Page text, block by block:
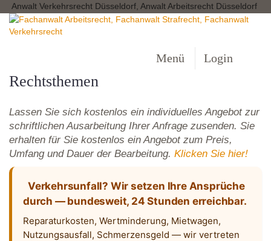
Anwalt Verkehrsrecht Düsseldorf, Anwalt Arbeitsrecht Düsseldorf
Menü Login
Rechtsthemen
Lassen Sie sich kostenlos ein individuelles Angebot zur
schriftlichen Ausarbeitung Ihrer Anfrage zusenden. Sie
erhalten für Sie kostenlos ein Angebot zum Preis,
Umfang und Dauer der Bearbeitung. Klicken Sie hier!
Verkehrsunfall? Wir setzen Ihre Ansprüche
durch — bundesweit, 24 Stunden erreichbar.
Reparaturkosten, Wertminderung, Mietwagen,
Nutzungsausfall, Schmerzensgeld — wir vertreten